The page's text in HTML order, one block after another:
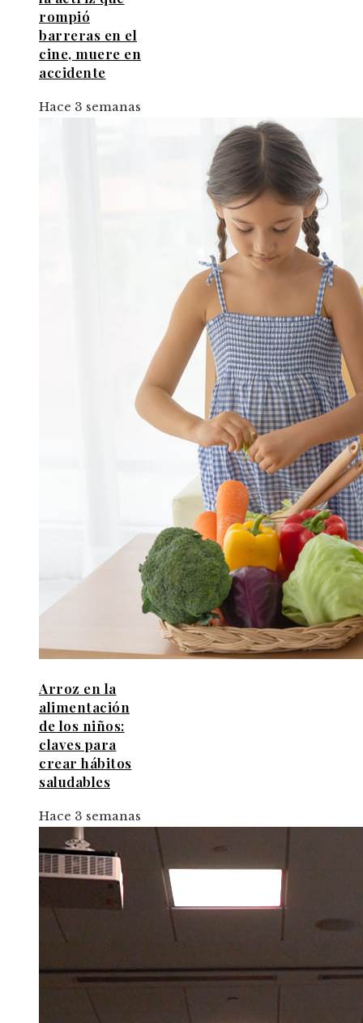
rompió
barreras en el
cine, muere en
accidente
Hace 3 semanas
Arroz en la
alimentación
de los niños:
claves para
crear hábitos
saludables
Hace 3 semanas